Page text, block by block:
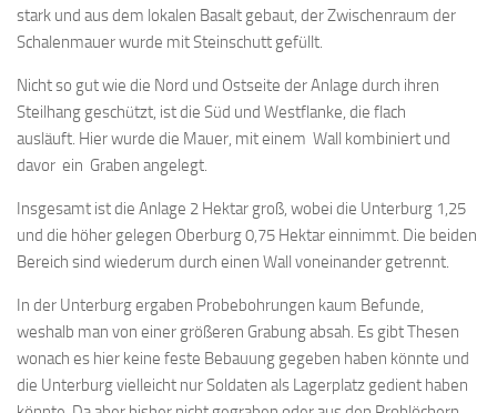
stark und aus dem lokalen Basalt gebaut, der Zwischenraum der
Schalenmauer wurde mit Steinschutt gefüllt.
Nicht so gut wie die Nord und Ostseite der Anlage durch ihren
Steilhang geschützt, ist die Süd und Westflanke, die flach
ausläuft. Hier wurde die Mauer, mit einem Wall kombiniert und
davor ein Graben angelegt.
Insgesamt ist die Anlage 2 Hektar groß, wobei die Unterburg 1,25
und die höher gelegen Oberburg 0,75 Hektar einnimmt. Die beiden
Bereich sind wiederum durch einen Wall voneinander getrennt.
In der Unterburg ergaben Probebohrungen kaum Befunde,
weshalb man von einer größeren Grabung absah. Es gibt Thesen
wonach es hier keine feste Bebauung gegeben haben könnte und
die Unterburg vielleicht nur Soldaten als Lagerplatz gedient haben